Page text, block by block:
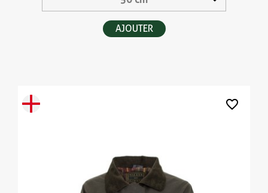
AJOUTER
favorite_border